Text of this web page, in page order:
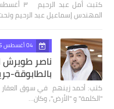
المهندس إسماعيل عبد الرحيم
04 أغسطس 2026
ناصر طويرش
بالطابوقة-
كتب: أحمد زينهم في سوق العقار
"الكلمة" و "الأرض"، وكان…